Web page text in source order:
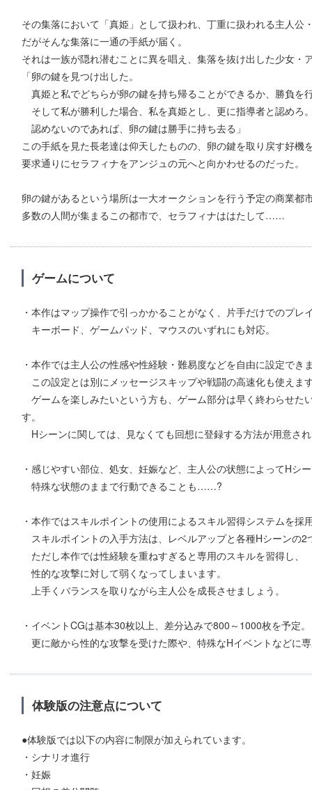
その集落において「真姫」として扱われ、丁重に扱われる主人公
だがそんな集落に一通の手紙が届く。
それは一族が隠れ潜むことに異を唱え、集落を抜け出した少女・
「卵の鍵を見つけ出した。
真姫と私でどちらが卵の鍵を持ち帰ることができるか、勝負を
そして私が勝利した場合、私を真姫とし、更に指導者と認めろ
認めないのであれば、卵の鍵は勝手に持ち去る」
この手紙を見た長老達は仰天したものの、卵の鍵を取り戻す好機
要求通りにセラフィナをアンジュの元へと向かわせるのだった。
卵の鍵があるという場所は一大オークションを行う予定の商業都
多数の人間が集まるこの都市で、セラフィナははたして……
ゲームについて
・本作はマップ操作で引っかかることがなく、片手だけでのプ
キーボード、ゲームパッド、マウスのいずれにも対応。
・本作では主人公の性感や性経験・難易度などを自由に設定でき
この設定とは別にメッセージスキップや戦闘の高速化も使えま
ゲームを楽しみたいという方も、ゲーム部分は早く終わらせた
す。
Hシーンに関しては、見なくても回想に登録する方法が用意さ
・感じやすい部位、処女、妊娠など、主人公の状態によってHシ
特殊な状態のままで行動できることも……?
・本作ではスキルポイントの使用によるスキル習得システムを採
スキルポイントの入手方法は、レベルアップと各種Hシーンの2
ただし本作では性経験を重ねすぎると専用のスキルを習得し、
性的な攻撃に対して弱くなってしまいます。
上手くバランスを取りながら主人公を成長させましょう。
・イベントCGは基本30枚以上、差分込みで800～1000枚を予定。
更に敵から性的な攻撃を受けた際や、特殊なHイベントなどに
体験版の注意点について
●体験版では以下の内容に制限が加えられています。
・シナリオ進行
・妊娠